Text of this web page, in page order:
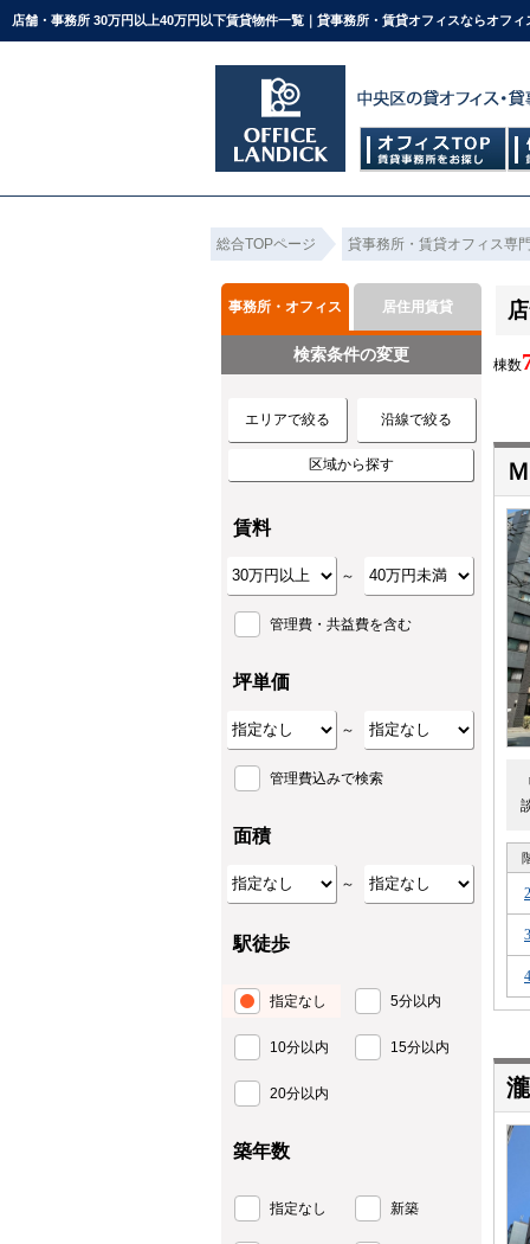
店舗・事務所 30万円以上40万円以下賃貸物件一覧｜貸事務所・賃貸オフィスならオフ
総合TOPページ 貸事務所・賃貸オフィス専
棟数
事務所・オフィス 居住用賃貸
検索条件の変更
エリアで絞る 沿線で絞る
区域から探す
賃料
～
管理費・共益費を含む
坪単価
～
管理費込みで検索
面積
～
駅徒歩
指定なし 5分以内
10分以内 15分以内
20分以内
築年数
指定なし 新築